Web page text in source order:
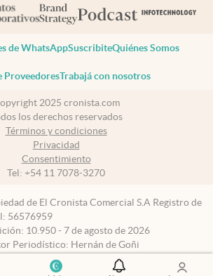
de WhatsAppSuscribiteQuiénes Somos
ProveedoresTrabajá con nosotros
2025 cronista.com
los derechos reservados
Términos y condiciones
Privacidad
Consentimiento
Tel: +54 11 7078-3270
de El Cronista Comercial S.A Registro de
56576959
10.950 - 7 de agosto de 2026
Periodístico: Hernán de Goñi